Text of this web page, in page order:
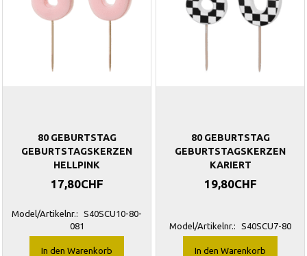
80 GEBURTSTAG
GEBURTSTAGSKERZEN
HELLPINK
17,80CHF
Model/Artikelnr.:
S40SCU10-80-
081
In den Warenkorb
80 GEBURTSTAG
GEBURTSTAGSKERZEN
KARIERT
19,80CHF
Model/Artikelnr.: S40SCU7-80
In den Warenkorb